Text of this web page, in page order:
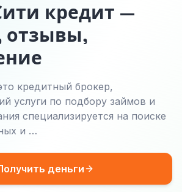
кредит —
отзывы,
кредитный брокер,
услуги по подбору займов и
специализируется на поиске
и …
деньги